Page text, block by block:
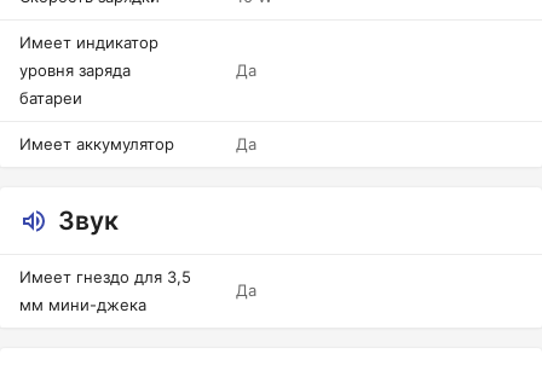
Имеет индикатор
уровня заряда
батареи
Да
Имеет аккумулятор Да
Звук
Имеет гнездо для 3,5
мм мини-джека
Да